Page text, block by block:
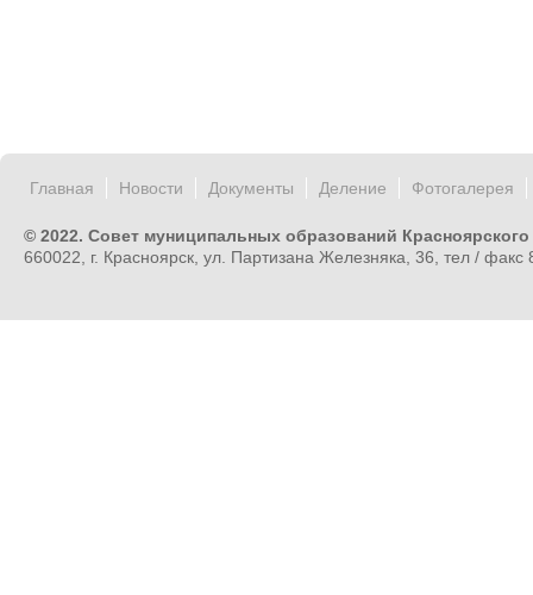
Главная Новости Документы Деление Фотогалерея
© 2022. Совет муниципальных образований Красноярского
660022, г. Красноярск, ул. Партизана Железняка, 36, тел /